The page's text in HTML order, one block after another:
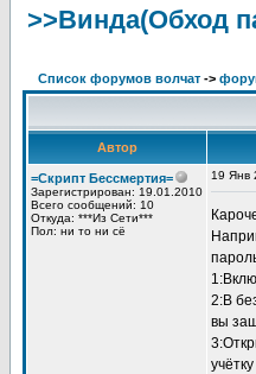
>>Винда(Обход
Список форумов волчат ->
Автор
=Скрипт Бессмертия=
Зарегистрирован: 19.01.2010
Всего сообщений: 10
Откуда: ***Из Сети***
Пол: ни то ни сё
19 Янв
2:В
вы